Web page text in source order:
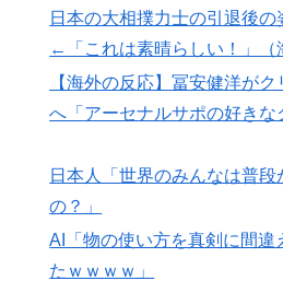
▶
日本人「敷地内に勝手に停めた
されててウケた」→結末がめっ
イ人の反応】
▶
フランス人「欲張りすぎだ」
音がこれ！【海外の反応】
▶ 海外「ディズニーがゴミのよう
た米人気SF作品に絶賛の声が殺
▶
海外「中国が世界資産税を導入
日本の大相撲力士の引退後の
←「これは素晴らしい！」（
【海外の反応】冨安健洋が
へ「アーセナルサポの好きな
日本人「世界のみんなは普段
の？」
AI「物の使い方を真剣に間違
たｗｗｗｗ」